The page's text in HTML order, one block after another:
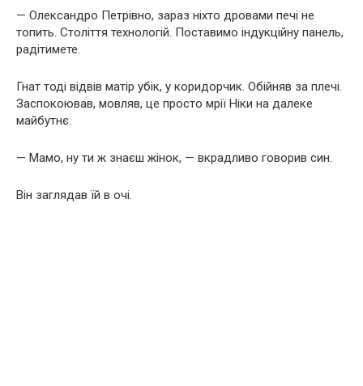
— Олександро Петрівно, зараз ніхто дровами печі не
топить. Століття технологій. Поставимо індукційну панель,
радітимете.
Гнат тоді відвів матір убік, у коридорчик. Обійняв за плечі.
Заспокоював, мовляв, це просто мрії Ніки на далеке
майбутнє.
— Мамо, ну ти ж знаєш жінок, — вкрадливо говорив син.
Він заглядав їй в очі.